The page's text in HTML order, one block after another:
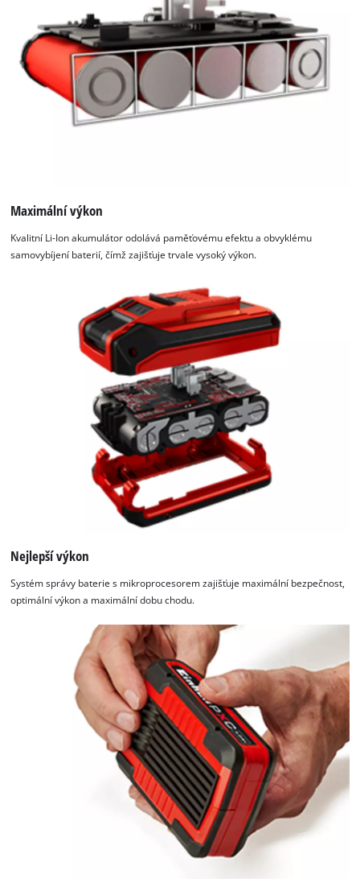
které prošly vyčerpávajícím vybitím. Všechny aktuální
informace poskytuje 6-stupňový LED indikátor úrovně nabití.
Maximální výkon
Kvalitní Li-Ion akumulátor odolává paměťovému efektu a obvyklému
samovybíjení baterií, čímž zajišťuje trvale vysoký výkon.
Nejlepší výkon
Systém správy baterie s mikroprocesorem zajišťuje maximální bezpečnost,
optimální výkon a maximální dobu chodu.